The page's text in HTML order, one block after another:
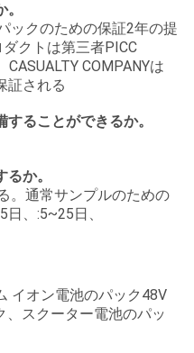
ックのための保証2年の提
クトは第三者PICC
COMPANYは
証される
ることができるか。
か。
。通常サンプルのための
、:5~25日、
イオン電池のパック48V
、スクーター電池のパッ